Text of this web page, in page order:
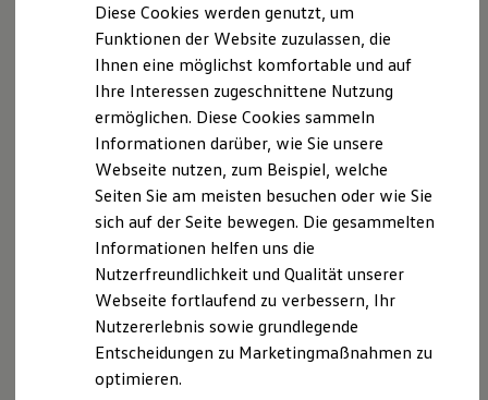
Für Privatkunden
Für Gewerbekunden
Leasing
Für Privatkunden
Für Gewerbekunden
Versicherungen & Garantien
Garantien
Kfz-Versicherung für Nutzfahrzeuge
Restschuldversicherung
Wartungsverträge
Besitzer & Service
Reparatur & Service
Sommer-Special
Reparatur, Pflege & Inspektion
Servicetermin anfragen
Service-Vorteile bei Volkswagen Nutzfahrzeuge
ServicePlus
Economy Service
Räder & Reifen Service
Ersatzfahrzeuge
Laerstraße 16
33775 Versmold
Telefonnummer: +49 5423 2040-0
Faxnummer: +49 5423 2040-99
E-Mail:info.versmold@starke-gruppe.de
Registergericht: AG Gütersloh, HRA 7189
Ust-Id.Nr. DE 184 090 755
Betriebs-Nr. 23833
Geschäftsführer: Ingo Bronner, Maik Ludewig
Persönlich haftende Gesellschaft:
Starke Georgsmarienhütte Beteiligungs GmbH,
Georgsmarienhütte
Diese Cookies werden genutzt, um
Funktionen der Website zuzulassen, die
Ihnen eine möglichst komfortable und auf
Ihre Interessen zugeschnittene Nutzung
ermöglichen. Diese Cookies sammeln
Informationen darüber, wie Sie unsere
Webseite nutzen, zum Beispiel, welche
Seiten Sie am meisten besuchen oder wie Sie
sich auf der Seite bewegen. Die gesammelten
Informationen helfen uns die
Nutzerfreundlichkeit und Qualität unserer
Webseite fortlaufend zu verbessern, Ihr
Nutzererlebnis sowie grundlegende
Entscheidungen zu Marketingmaßnahmen zu
optimieren.